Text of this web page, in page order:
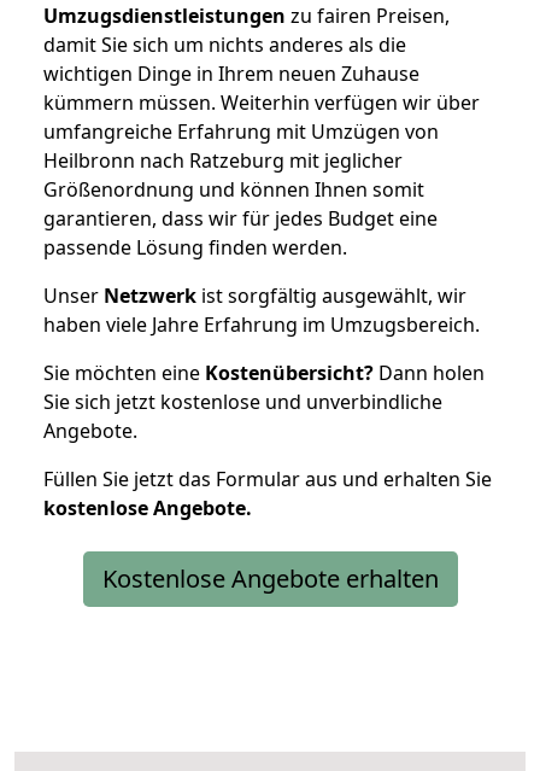
Umzugsdienstleistungen zu fairen Preisen,
damit Sie sich um nichts anderes als die
wichtigen Dinge in Ihrem neuen Zuhause
kümmern müssen. Weiterhin verfügen wir über
umfangreiche Erfahrung mit Umzügen von
Heilbronn nach Ratzeburg mit jeglicher
Größenordnung und können Ihnen somit
garantieren, dass wir für jedes Budget eine
passende Lösung finden werden.
Unser Netzwerk ist sorgfältig ausgewählt, wir
haben viele Jahre Erfahrung im Umzugsbereich.
Sie möchten eine Kostenübersicht? Dann holen
Sie sich jetzt kostenlose und unverbindliche
Angebote.
Füllen Sie jetzt das Formular aus und erhalten Sie
kostenloseAngebote.
Kostenlose Angebote erhalten